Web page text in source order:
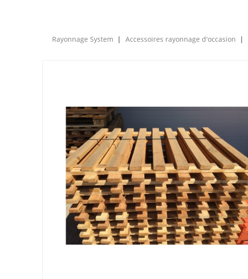
Rayonnage System Accessoires rayonnage d'occasion